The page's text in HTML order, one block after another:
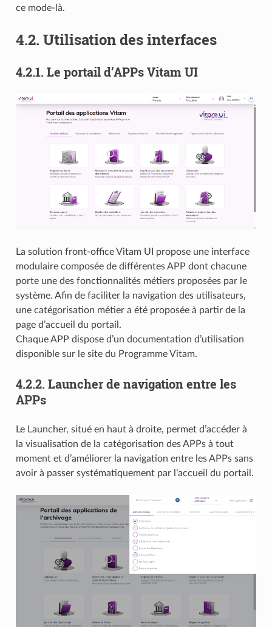
ce mode-là.
4.2. Utilisation des interfaces
4.2.1. Le portail d’APPs Vitam UI
La solution front-office Vitam UI propose une interface
modulaire composée de différentes APP dont chacune
porte une des fonctionnalités métiers proposées par le
système. Afin de faciliter la navigation des utilisateurs,
une catégorisation métier a été proposée à partir de la
page d’accueil du portail.
Chaque APP dispose d’un documentation d’utilisation
disponible sur le site du Programme Vitam.
4.2.2. Launcher de navigation entre les
APPs
Le Launcher, situé en haut à droite, permet d’accéder à
la visualisation de la catégorisation des APPs à tout
moment et d’améliorer la navigation entre les APPs sans
avoir à passer systématiquement par l’accueil du portail.